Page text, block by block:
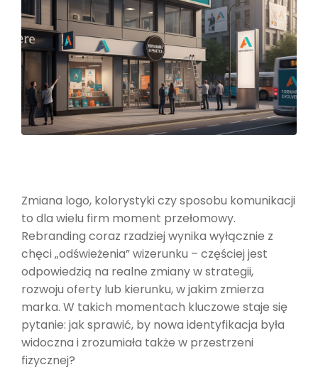
Zmiana logo, kolorystyki czy sposobu komunikacji
to dla wielu firm moment przełomowy.
Rebranding coraz rzadziej wynika wyłącznie z
chęci „odświeżenia” wizerunku – częściej jest
odpowiedzią na realne zmiany w strategii,
rozwoju oferty lub kierunku, w jakim zmierza
marka. W takich momentach kluczowe staje się
pytanie: jak sprawić, by nowa identyfikacja była
widoczna i zrozumiała także w przestrzeni
fizycznej?